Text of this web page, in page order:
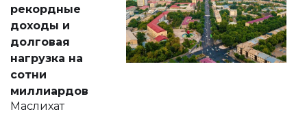
рекордные
доходы и
долговая
нагрузка на
сотни
миллиардов
Маслихат